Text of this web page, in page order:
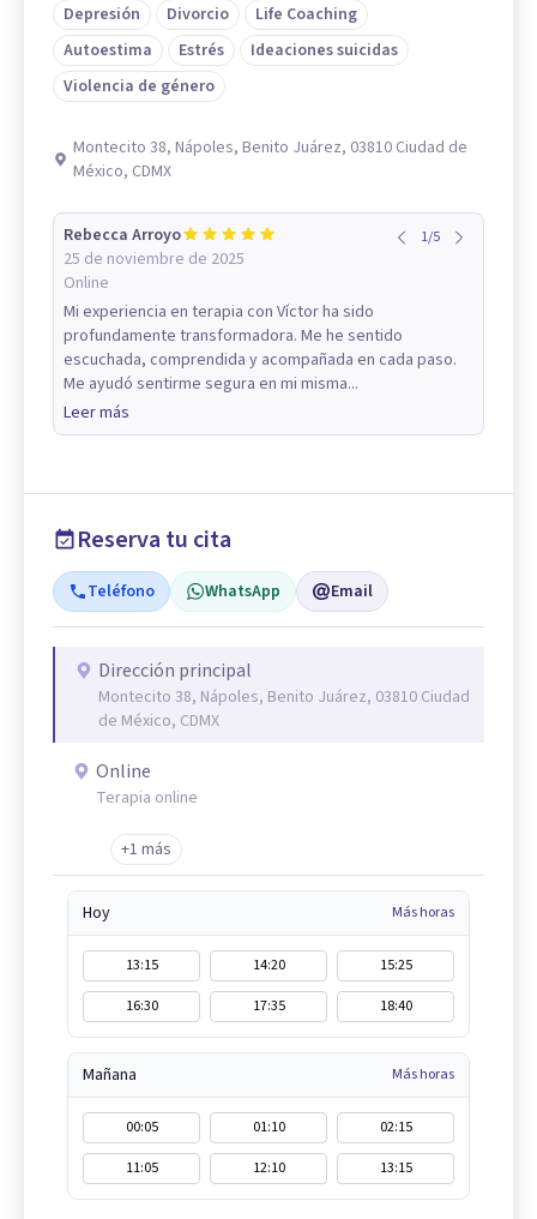
Depresión
Divorcio
Life Coaching
Autoestima
Estrés
Ideaciones suicidas
Violencia de género
Montecito 38, Nápoles, Benito Juárez, 03810 Ciudad de
México, CDMX
Rebecca Arroyo
25 de noviembre de 2025
Online
1/5
Mi experiencia en terapia con Víctor ha sido
profundamente transformadora. Me he sentido
escuchada, comprendida y acompañada en cada paso.
Me ayudó sentirme segura en mi misma...
Leer más
Reserva tu cita
Teléfono WhatsApp Email
Dirección principal
Montecito 38, Nápoles, Benito Juárez, 03810 Ciudad
de México, CDMX
Online
Terapia online
+1 más
Hoy Más horas
13:15 14:20
15:25
16:30
17:35 18:40
Mañana Más horas
00:05 01:10
02:15
11:05
12:10 13:15